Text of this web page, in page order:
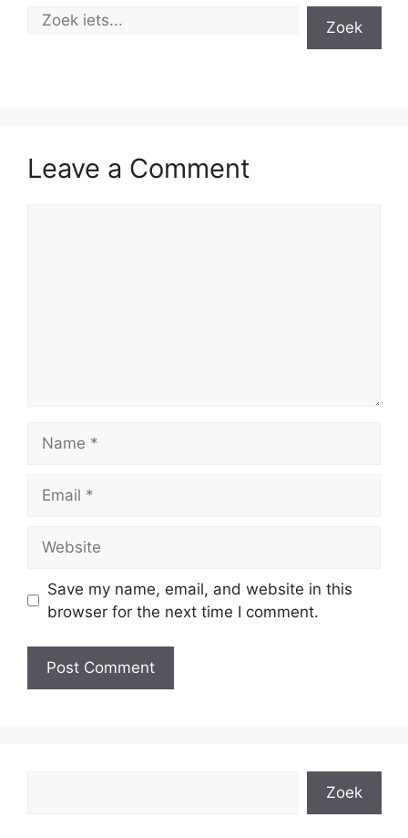
Zoek
Leave a Comment
Save my name, email, and website in this
browser for the next time I comment.
Zoek